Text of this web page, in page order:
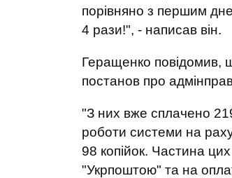
порівняно з першим
4 рази!", - написав він.
Геращенко повідомив,
постанов про
"З них вже сплачено
роботи системи на
98 копійок. Частина
"Укрпоштою" та на